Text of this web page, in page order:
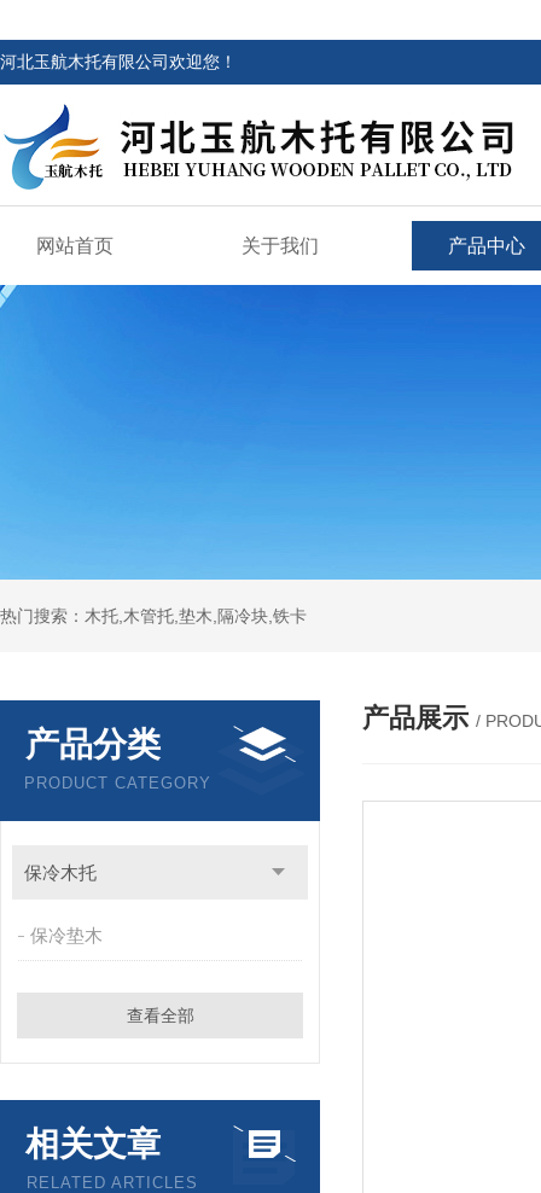
河北玉航木托有限公司欢迎您！
网站首页 关于我们 产品中心
热门搜索：木托,木管托,垫木,隔冷块,铁卡
产品分类
PRODUCT CATEGORY
保冷木托
保冷垫木
查看全部
相关文章
RELATED ARTICLES
产品展示 /